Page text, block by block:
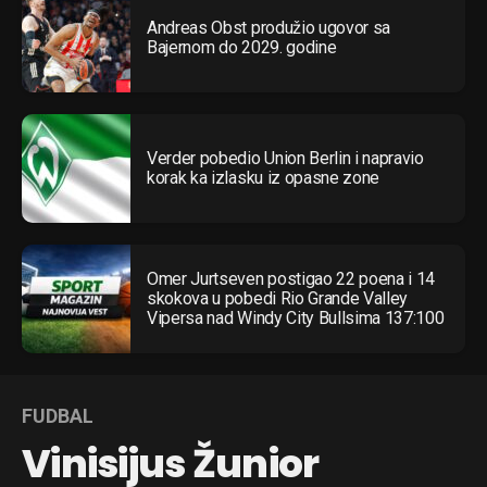
Andreas Obst produžio ugovor sa
Bajernom do 2029. godine
Verder pobedio Union Berlin i napravio
korak ka izlasku iz opasne zone
Omer Jurtseven postigao 22 poena i 14
skokova u pobedi Rio Grande Valley
Vipersa nad Windy City Bullsima 137:100
FUDBAL
Vinisijus Žunior